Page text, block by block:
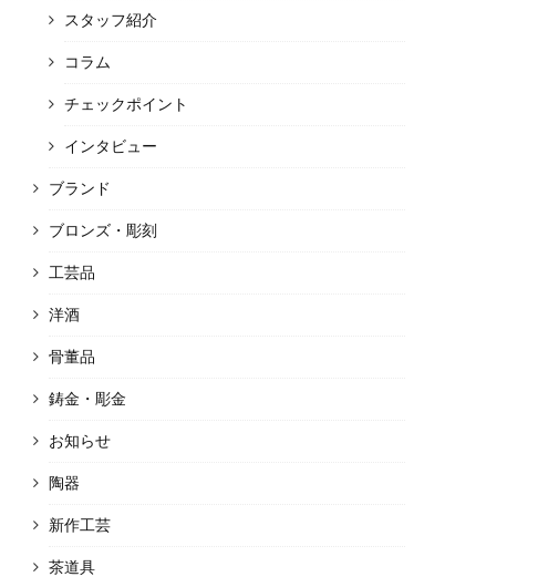
スタッフ紹介
コラム
チェックポイント
インタビュー
ブランド
ブロンズ・彫刻
工芸品
洋酒
骨董品
鋳金・彫金
お知らせ
陶器
新作工芸
茶道具